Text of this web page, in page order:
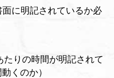
に明記されているか必
たりの時間が明記されて
くのか）